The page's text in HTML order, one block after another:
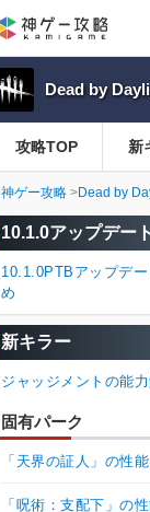
Dead by
攻略TOP 新
神ゲー攻略 Dead by
10.1.0アップデート
10.1.0PTBアップデー
め
新キラー
ジャッジメントの能
固有パーク
「天界の証人」の性
「呪術：支配下」の